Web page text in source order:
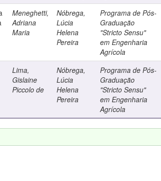
Meneghetti,
Adriana
Maria
Nóbrega,
Lúcia
Helena
Pereira
Programa de Pós-
Graduação
"Stricto Sensu"
em Engenharia
Agrícola
Lima,
Gislaine
Piccolo de
Nóbrega,
Lúcia
Helena
Pereira
Programa de Pós-
Graduação
"Stricto Sensu"
em Engenharia
Agrícola